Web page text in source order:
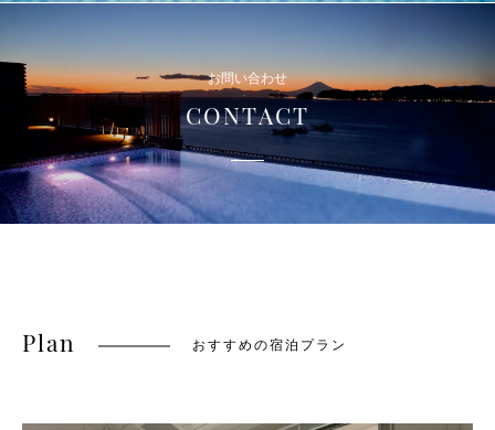
お問い合わせ
CONTACT
Plan おすすめの宿泊プラン